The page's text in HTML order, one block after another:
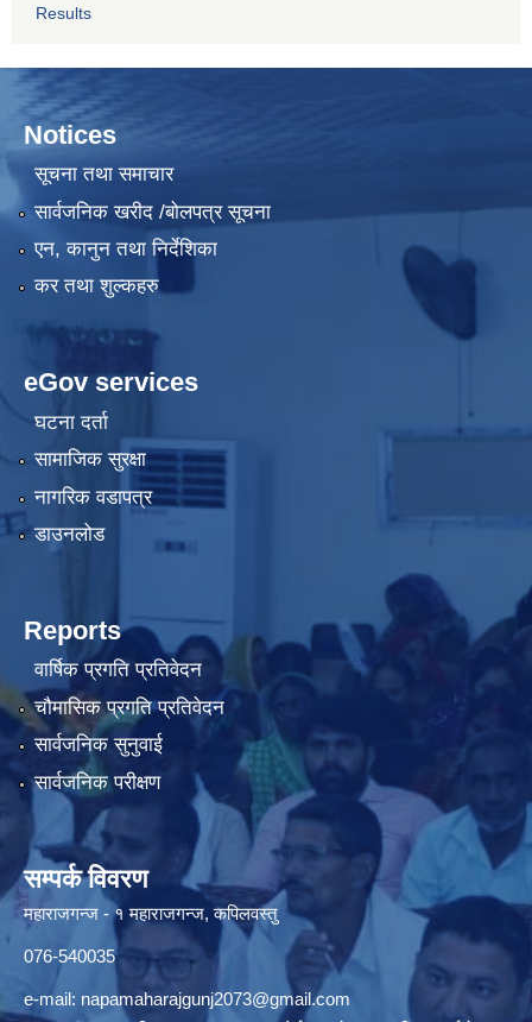
Results
Notices
सूचना तथा समाचार
सार्वजनिक खरीद /बोलपत्र सूचना
एन, कानुन तथा निर्देशिका
कर तथा शुल्कहरु
eGov services
घटना दर्ता
सामाजिक सुरक्षा
नागरिक वडापत्र
डाउनलोड
Reports
वार्षिक प्रगति प्रतिवेदन
चौमासिक प्रगति प्रतिवेदन
सार्वजनिक सुनुवाई
सार्वजनिक परीक्षण
सम्पर्क विवरण
महाराजगन्ज - १ महाराजगन्ज, कपिलवस्तु
076-540035
e-mail: napamaharajgunj2073@gmail.com